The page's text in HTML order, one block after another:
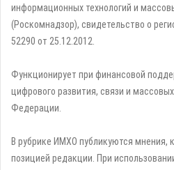
информационных технологий и
(Роскомнадзор), свидетельство о
52290 от 25.12.2012.
Функционирует при финансовой
цифрового развития, связи и
Федерации.
В рубрике ИМХО публикуются мнения,
позицией редакции. При